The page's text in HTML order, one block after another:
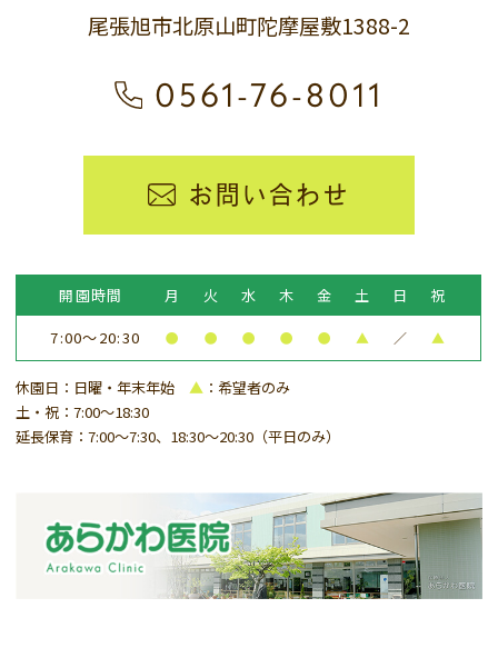
尾張旭市北原山町陀摩屋敷1388-2
0561-76-8011
お問い合わせ
開園時間 月 火 水 木 金 土 日
祝
7:00～20:30
● ● ● ● ● ▲ ／ ▲
休園日：日曜・年末年始▲ ：希望者のみ
土・祝：7:00～18:30
延長保育：7:00～7:30、18:30～20:30（平日のみ）